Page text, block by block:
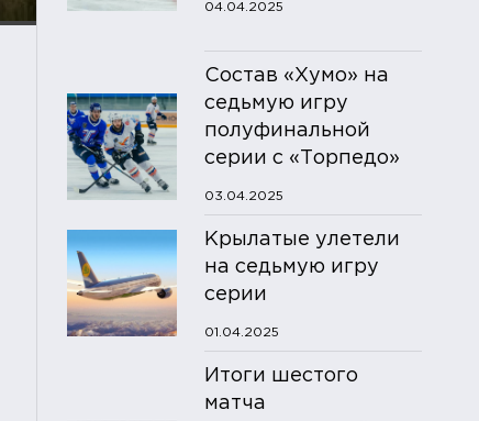
04.04.2025
Состав «Хумо» на
седьмую игру
полуфинальной
серии с «Торпедо»
03.04.2025
Крылатые улетели
на седьмую игру
серии
01.04.2025
Итоги шестого
матча